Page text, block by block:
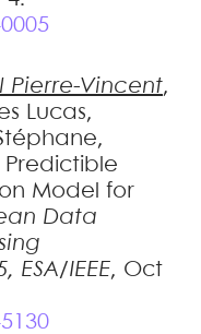
Pierre-Vincent,
Lucas,
,
Predictible
Model for
Data
ESA/IEEE, Oct